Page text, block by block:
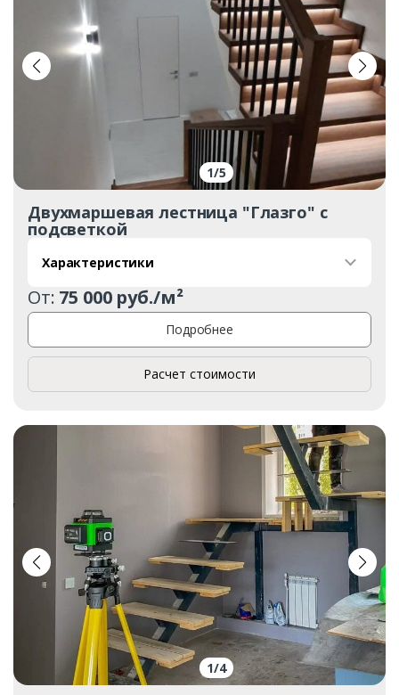
1/5
Двухмаршевая лестница "Глазго" с
подсветкой
Характеристики
От: 75 000 руб./м²
Подробнее
Расчет стоимости
1/4